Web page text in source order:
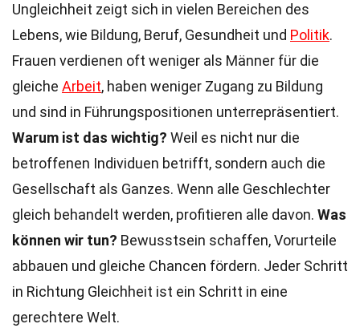
Ungleichheit zeigt sich in vielen Bereichen des
Lebens, wie Bildung, Beruf, Gesundheit und Politik.
Frauen verdienen oft weniger als Männer für die
gleiche Arbeit, haben weniger Zugang zu Bildung
und sind in Führungspositionen unterrepräsentiert.
Warum ist das wichtig? Weil es nicht nur die
betroffenen Individuen betrifft, sondern auch die
Gesellschaft als Ganzes. Wenn alle Geschlechter
gleich behandelt werden, profitieren alle davon. Was
können wir tun? Bewusstsein schaffen, Vorurteile
abbauen und gleiche Chancen fördern. Jeder Schritt
in Richtung Gleichheit ist ein Schritt in eine
gerechtere Welt.